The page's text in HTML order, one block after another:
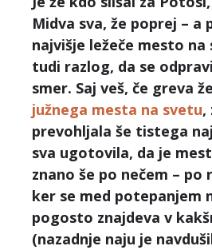
Midva sva, že poprej – a
najvišje ležeče mesto
tudi razlog, da se
smer. Saj veš, če greva
južnega mesta na svetu,
prevohljala še tistega
sva ugotovila, da je
znano še po nečem – po
ker se med potepanjem
pogosto znajdeva v
(nazadnje naju je